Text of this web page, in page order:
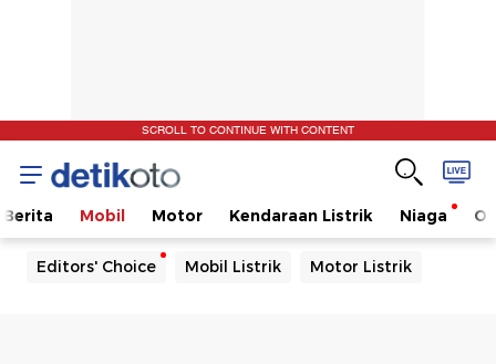
SCROLL TO CONTINUE WITH CONTENT
Berita Mobil Motor Kendaraan Listrik Niaga
Editors' Choice Mobil Listrik Motor Listrik